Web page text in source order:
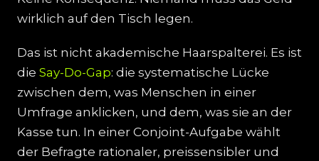
wirklich auf den Tisch legen.
Das ist nicht akademische Haarspalterei. Es ist
die Say-Do-Gap: die systematische Lücke
zwischen dem, was Menschen in einer
Umfrage anklicken, und dem, was sie an der
Kasse tun. In einer Conjoint-Aufgabe wählt
der Befragte rationaler, preissensibler und